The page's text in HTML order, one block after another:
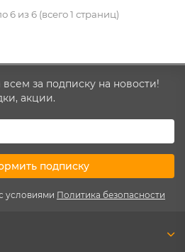
6 из 6 (всего 1 страниц)
за подписку на новости!
акции.
подписку
условиями Политика безопасности